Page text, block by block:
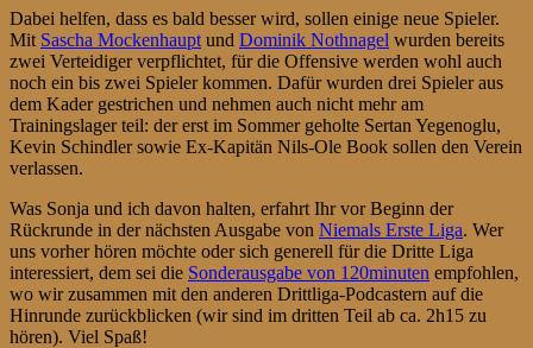
Dabei helfen, dass es bald besser wird, sollen einige neue Spieler.
Mit Sascha Mockenhaupt und Dominik Nothnagel wurden bereits
zwei Verteidiger verpflichtet, für die Offensive werden wohl auch
noch ein bis zwei Spieler kommen. Dafür wurden drei Spieler aus
dem Kader gestrichen und nehmen auch nicht mehr am
Trainingslager teil: der erst im Sommer geholte Sertan Yegenoglu,
Kevin Schindler sowie Ex-Kapitän Nils-Ole Book sollen den Verein
verlassen.
Was Sonja und ich davon halten, erfahrt Ihr vor Beginn der
Rückrunde in der nächsten Ausgabe von Niemals Erste Liga. Wer
uns vorher hören möchte oder sich generell für die Dritte Liga
interessiert, dem sei die Sonderausgabe von 120minuten empfohlen,
wo wir zusammen mit den anderen Drittliga-Podcastern auf die
Hinrunde zurückblicken (wir sind im dritten Teil ab ca. 2h15 zu
hören). Viel Spaß!